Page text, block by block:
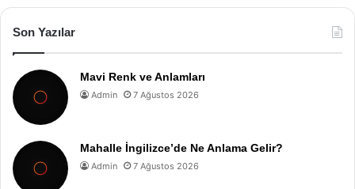
Son Yazılar
Mavi Renk ve Anlamları
Admin 7 Ağustos 2026
Mahalle İngilizce’de Ne Anlama Gelir?
Admin 7 Ağustos 2026